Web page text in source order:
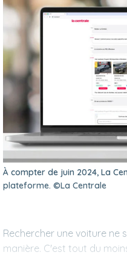
À compter de juin 2024, La
plateforme. ©La Centrale
Rechercher une voiture ne
manière. C'est tout du